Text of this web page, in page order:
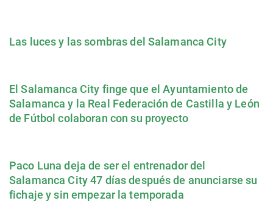
Las luces y las sombras del Salamanca City
El Salamanca City finge que el Ayuntamiento de
Salamanca y la Real Federación de Castilla y León
de Fútbol colaboran con su proyecto
Paco Luna deja de ser el entrenador del
Salamanca City 47 días después de anunciarse su
fichaje y sin empezar la temporada